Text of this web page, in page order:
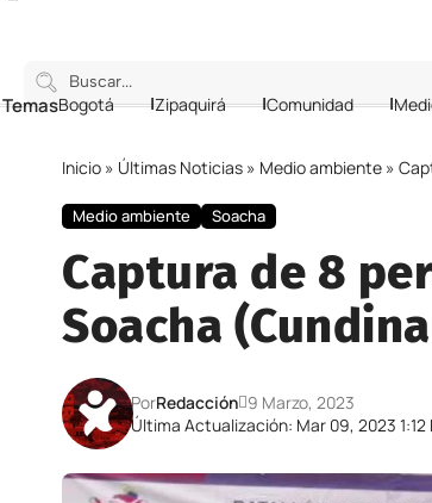
Bogotá Zipaquirá Comunidad
Inicio » Últimas Noticias » Medio ambiente »
Medio ambiente Soacha
Captura de 8
Soacha
Última Actualización: Mar 09, 2023 1:12
PorRedacción 9 Marzo, 2023